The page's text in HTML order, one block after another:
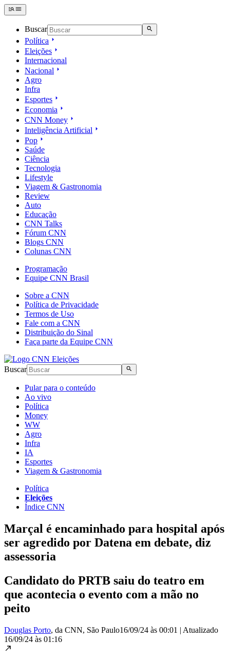
Buscar
Política
Eleições
Internacional
Nacional
Agro
Infra
Esportes
Economia
CNN Money
Inteligência Artificial
Pop
Saúde
Ciência
Tecnologia
Lifestyle
Viagem & Gastronomia
Review
Auto
Educação
CNN Talks
Fórum CNN
Blogs CNN
Colunas CNN
Programação
Equipe CNN Brasil
Sobre a CNN
Política de Privacidade
Termos de Uso
Fale com a CNN
Distribuição do Sinal
Faça parte da Equipe CNN
Buscar
Pular para o conteúdo
Ao vivo
Política
Money
WW
Agro
Infra
IA
Esportes
Viagem & Gastronomia
Política
Eleições
Índice CNN
Marçal é encaminhado para hospital após
ser agredido por Datena em debate, diz
assessoria
Candidato do PRTB saiu do teatro em
que acontecia o evento com a mão no
peito
Douglas Porto, da CNN, São Paulo16/09/24 às 00:01 | Atualizado
16/09/24 às 01:16